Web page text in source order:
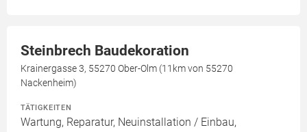
Steinbrech Baudekoration
Krainergasse 3, 55270 Ober-Olm (11km von 55270
Nackenheim)
TÄTIGKEITEN
Wartung, Reparatur, Neuinstallation / Einbau,